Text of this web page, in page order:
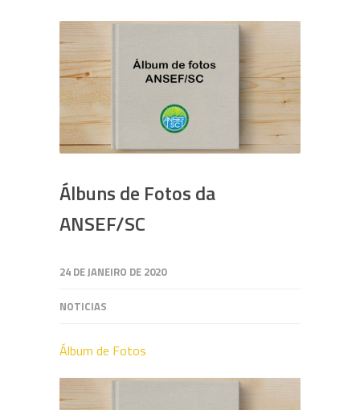
Álbuns de Fotos da
ANSEF/SC
24 DE JANEIRO DE 2020
NOTICIAS
Álbum de Fotos